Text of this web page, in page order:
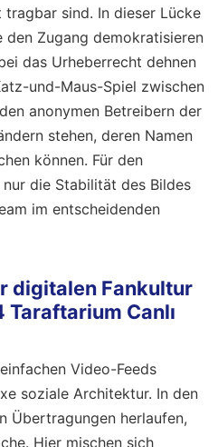
sind. In dieser Lücke
Zugang demokratisieren
das Urheberrecht dehnen
und-Maus-Spiel zwischen
anonymen Betreibern der
stehen, deren Namen
können. Für den
die Stabilität des Bildes
im entscheidenden
digitalen Fankultur
Canlı
Video-Feeds
soziale Architektur. In den
Übertragungen herlaufen,
Hier mischen sich